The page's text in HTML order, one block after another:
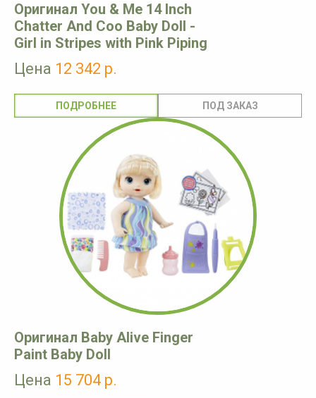
Оригинал You & Me 14 Inch
Chatter And Coo Baby Doll -
Girl in Stripes with Pink Piping
Цена 12 342 р.
ПОДРОБНЕЕ
Оригинал Baby Alive Finger
Paint Baby Doll
Цена 15 704 р.